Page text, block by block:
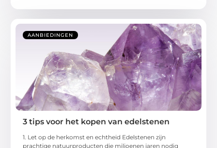
AANBIEDINGEN
3 tips voor het kopen van edelstenen
1. Let op de herkomst en echtheid Edelstenen zijn
prachtige natuurproducten die miljoenen jaren nodig